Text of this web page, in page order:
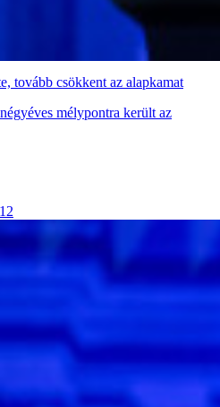
tovább csökkent az alapkamat
mélypontra került az